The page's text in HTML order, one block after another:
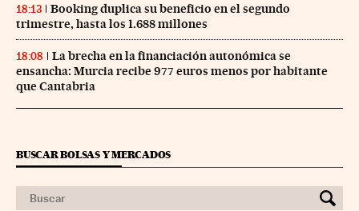
18:13
Booking duplica su beneficio en el segundo
trimestre, hasta los 1.688 millones
18:08
La brecha en la financiación autonómica se
ensancha: Murcia recibe 977 euros menos por habitante
que Cantabria
BUSCAR BOLSAS Y MERCADOS